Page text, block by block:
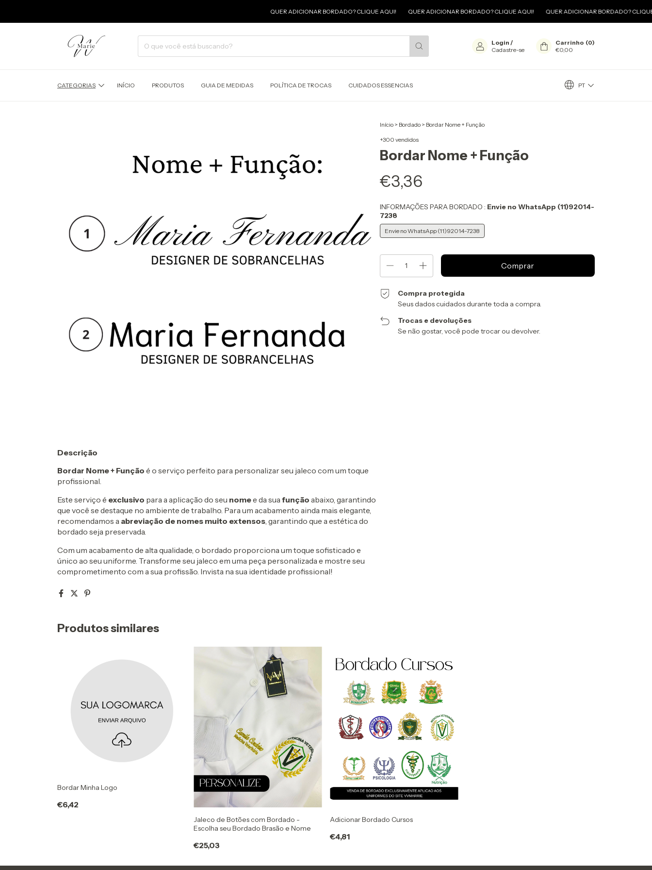
QUER ADICIONAR BORDADO? CLIQUE AQUI! QUER ADICIONAR BORDADO? CLIQUE AQUI! QUER ADICIONAR BORDADO? CLIQUE AQUI!
Login /
Cadastre-se
Carrinho (0)
€0,00
CATEGORIAS INÍCIO PRODUTOS GUIA DE MEDIDAS POLÍTICA DE TROCAS CUIDADOS ESSENCIAS PT
Início > Bordado > Bordar Nome + Função
+300 vendidos
Bordar Nome + Função
€3,36
INFORMAÇÕES PARA BORDADO : Envie no WhatsApp (11)92014-
7238
Envie no WhatsApp (11)92014-7238
Compra protegida
Seus dados cuidados durante toda a compra.
Trocas e devoluções
Se não gostar, você pode trocar ou devolver.
Descrição
Bordar Nome + Função é o serviço perfeito para personalizar seu jaleco com um toque
profissional.
Este serviço é exclusivo para a aplicação do seu nomee da sua função abaixo, garantindo
que você se destaque no ambiente de trabalho. Para um acabamento ainda mais elegante,
recomendamos a abreviação de nomes muito extensos , garantindo que a estética do
bordado seja preservada.
Com um acabamento de alta qualidade, o bordado proporciona um toque sofisticado e
único ao seu uniforme. Transforme seu jaleco em uma peça personalizada e mostre seu
comprometimento com a sua profissão. Invista na sua identidade profissional!
Produtos similares
Bordar Minha Logo
€6,42
Jaleco de Botões com Bordado -
Escolha seu Bordado Brasão e Nome
€25,03
Adicionar Bordado Cursos
€4,81